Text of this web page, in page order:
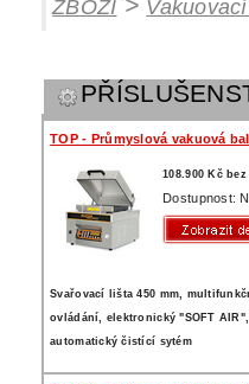
ZBOŽÍ>
TOP - Průmyslová vakuová
108.900 Kč bez
Dostupnost:
Svařovací lišta 450 mm,
ovládání, elektronický "SOFT AIR",
automatický čistící sytém